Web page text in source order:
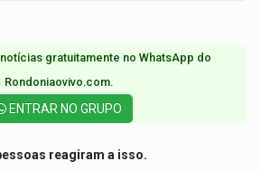
gratuitamente no WhatsApp do
Rondoniaovivo.com.​
ENTRAR NO GRUPO
reagiram a isso.